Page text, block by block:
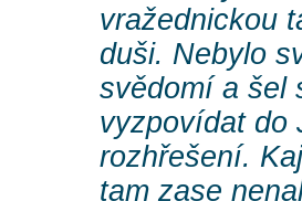
vražednickou
duši. Nebylo
svědomí a šel
vyzpovídat do
rozhřešení.
tam zase